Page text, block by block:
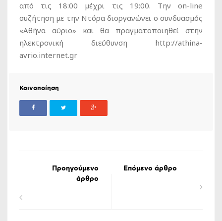
από τις 18:00 μέχρι τις 19:00. Την on-line
συζήτηση με την Ντόρα διοργανώνει ο συνδυασμός
«Αθήνα αύριο» και θα πραγματοποιηθεί στην
ηλεκτρονική διεύθυνση http://athina-
avrio.internet.gr
Κοινοποίηση
Προηγούμενο
άρθρο
Επόμενο άρθρο